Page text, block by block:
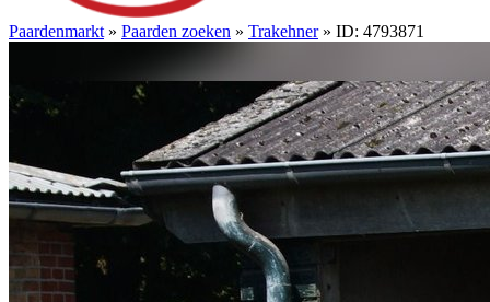
Paardenmarkt » Paarden zoeken » Trakehner» ID: 4793871